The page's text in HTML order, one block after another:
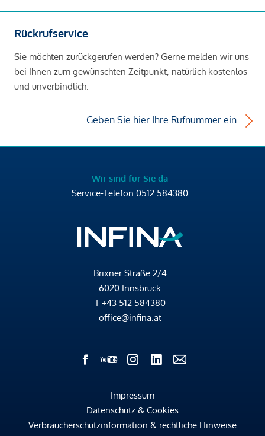
Rückrufservice
Sie möchten zurückgerufen werden? Gerne melden wir uns
bei Ihnen zum gewünschten Zeitpunkt, natürlich kostenlos
und unverbindlich.
Geben Sie hier Ihre Rufnummer ein
Wir sind für Sie da
Service-Telefon 0512 584380
Brixner Straße 2/4
6020 Innsbruck
T +43 512 584380
office@infina.at
Impressum
Datenschutz & Cookies
Verbraucherschutzinformation & rechtliche Hinweise